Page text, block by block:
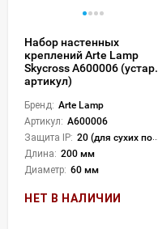
Набор настенных
креплений Arte Lamp
Skycross A600006 (устар.
артикул)
Бренд: Arte Lamp
Артикул: A600006
Защита IP: 20 (для сухих пом.)
Длина: 200 мм
Диаметр: 60 мм
НЕТ В НАЛИЧИИ